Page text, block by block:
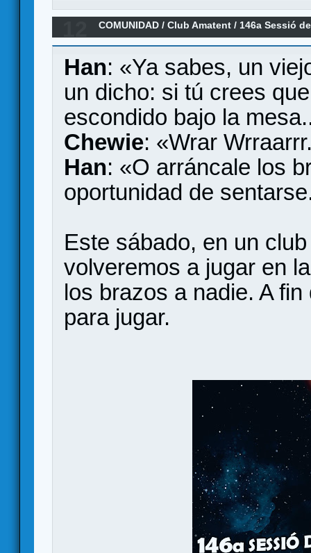
COMUNIDAD /Club Amatent / 146a Sessió
Han: «Ya sabes, un
un dicho: si tú crees
escondido bajo la
Chewie: «Wrar
Han: «O arráncale los
oportunidad de
Este sábado, en un
volveremos a jugar en
los brazos a nadie. A
para jugar.